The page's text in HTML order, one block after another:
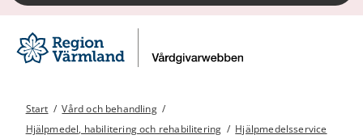
Start / Vård och behandling /
Hjälpmedel, habilitering och rehabilitering / Hjälpmedelsservice